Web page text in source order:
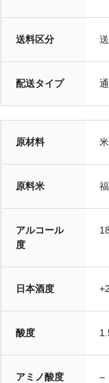
送料区分
配送タイプ
原材料
原料米
アルコール
度
日本酒度 +2
酸度
アミノ酸度 –